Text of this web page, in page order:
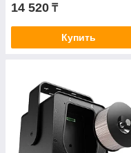
14 520 ₸
Купить